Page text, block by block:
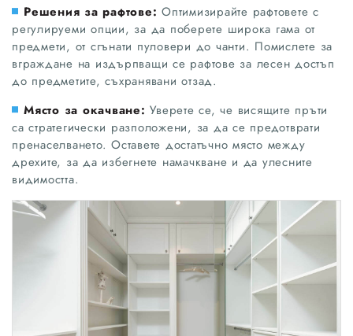
Решения за рафтове: Оптимизирайте рафтовете с
регулируеми опции, за да поберете широка гама от
предмети, от сгънати пуловери до чанти. Помислете за
вграждане на издърпващи се рафтове за лесен достъп
до предметите, съхранявани отзад.
Място за окачване: Уверете се, че висящите пръти
са стратегически разположени, за да се предотврати
пренаселването. Оставете достатъчно място между
дрехите, за да избегнете намачкване и да улесните
видимостта.